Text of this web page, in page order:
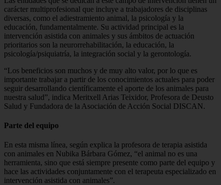
carácter multiprofesional que incluye a trabajadores de disciplinas
diversas, como el adiestramiento animal, la psicología y la
educación, fundamentalmente. Su actividad principal es la
intervención asistida con animales y sus ámbitos de actuación
prioritarios son la neurorrehabilitación, la educación, la
psicología/psiquiatría, la integración social y la gerontología.
“Los beneficios son muchos y de muy alto valor, por lo que es
importante trabajar a partir de los conocimientos actuales para poder
seguir desarrollando científicamente el aporte de los animales para
nuestra salud”, indica Meritxell Arias Teixidor, Profesora de Deusto
Salud y Fundadora de la Asociación de Acción Social DISCAN.
Parte del equipo
En esta misma línea, según explica la profesora de terapia asistida
con animales en Nubika Bárbara Gómez, “el animal no es una
herramienta, sino que está siempre presente como parte del equipo y
hace las actividades conjuntamente con el terapeuta especializado en
intervención asistida con animales”.